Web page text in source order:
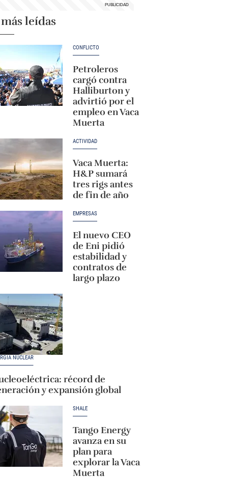
leídas
CONFLICTO
Petroleros
cargó contra
Halliburton y
advirtió por el
empleo en Vaca
Muerta
ACTIVIDAD
Vaca Muerta:
H&P sumará
tres rigs antes
de fin de año
EMPRESAS
El nuevo CEO
de Eni pidió
estabilidad y
contratos de
largo plazo
NUCLEAR
récord de
y expansión global
SHALE
Tango Energy
avanza en su
plan para
explorar la Vaca
Muerta